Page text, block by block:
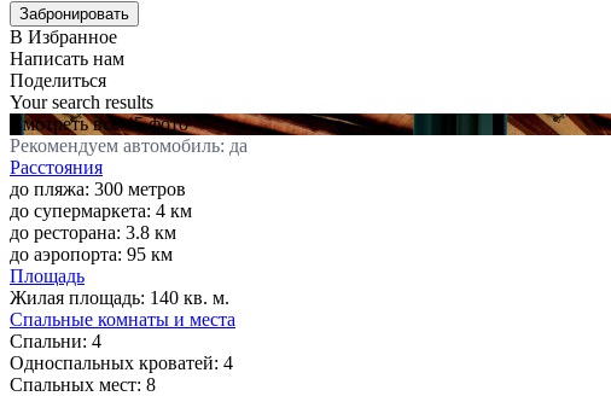
В Избранное
Написать нам
Поделиться
Your search results
Смотреть все 45 фото
Рекомендуем автомобиль: да
Расстояния
до пляжа: 300 метров
до супермаркета: 4 км
до ресторана: 3.8 км
до аэропорта: 95 км
Площадь
Жилая площадь: 140 кв. м.
Спальные комнаты и места
Спальни: 4
Односпальных кроватей: 4
Спальных мест: 8